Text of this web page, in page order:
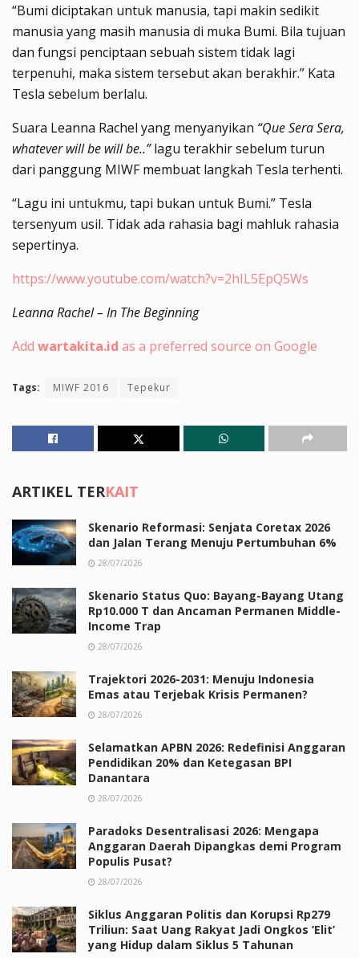
“Bumi diciptakan untuk manusia, tapi makin sedikit
manusia yang masih manusia di muka Bumi. Bila tujuan
dan fungsi penciptaan sebuah sistem tidak lagi
terpenuhi, maka sistem tersebut akan berakhir.” Kata
Tesla sebelum berlalu.
Suara Leanna Rachel yang menyanyikan “Que Sera Sera,
whatever will be will be..”lagu terakhir sebelum turun
dari panggung MIWF membuat langkah Tesla terhenti.
“Lagu ini untukmu, tapi bukan untuk Bumi.” Tesla
tersenyum usil. Tidak ada rahasia bagi mahluk rahasia
sepertinya.
https://www.youtube.com/watch?v=2hIL5EpQ5Ws
Leanna Rachel – In The Beginning
Add wartakita.id as a preferred source on Google
Tags: MIWF 2016 Tepekur
ARTIKEL TERKAIT
Skenario Reformasi: Senjata Coretax 2026
dan Jalan Terang Menuju Pertumbuhan 6%
28/07/2026
Skenario Status Quo: Bayang-Bayang Utang
Rp10.000 T dan Ancaman Permanen Middle-
Income Trap
28/07/2026
Trajektori 2026-2031: Menuju Indonesia
Emas atau Terjebak Krisis Permanen?
28/07/2026
Selamatkan APBN 2026: Redefinisi Anggaran
Pendidikan 20% dan Ketegasan BPI
Danantara
28/07/2026
Paradoks Desentralisasi 2026: Mengapa
Anggaran Daerah Dipangkas demi Program
Populis Pusat?
28/07/2026
Siklus Anggaran Politis dan Korupsi Rp279
Triliun: Saat Uang Rakyat Jadi Ongkos ‘Elit’
yang Hidup dalam Siklus 5 Tahunan